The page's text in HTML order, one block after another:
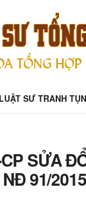
LUẬT SƯ TRANH
SỬA
91/